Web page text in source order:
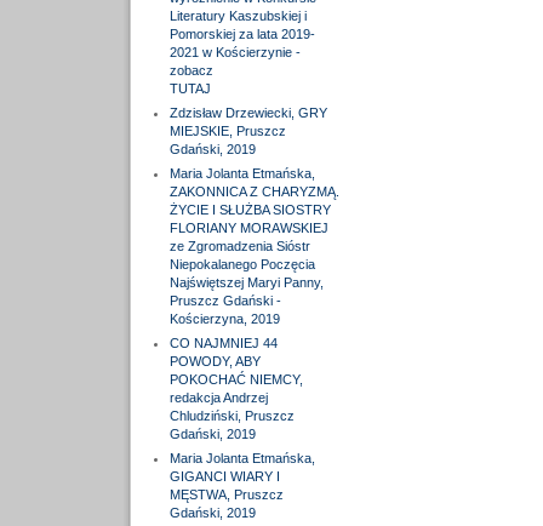
Literatury Kaszubskiej i
Pomorskiej za lata 2019-
2021 w Kościerzynie -
zobacz
TUTAJ
Zdzisław Drzewiecki, GRY
MIEJSKIE, Pruszcz
Gdański, 2019
Maria Jolanta Etmańska,
ZAKONNICA Z CHARYZMĄ.
ŻYCIE I SŁUŻBA SIOSTRY
FLORIANY MORAWSKIEJ
ze Zgromadzenia Sióstr
Niepokalanego Poczęcia
Najświętszej Maryi Panny,
Pruszcz Gdański -
Kościerzyna, 2019
CO NAJMNIEJ 44
POWODY, ABY
POKOCHAĆ NIEMCY,
redakcja Andrzej
Chludziński, Pruszcz
Gdański, 2019
Maria Jolanta Etmańska,
GIGANCI WIARY I
MĘSTWA, Pruszcz
Gdański, 2019